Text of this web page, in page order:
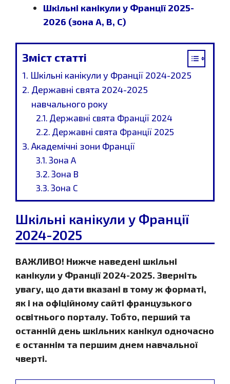
Шкільні канікули у Франції 2025-
2026 (зона A, B, C)
Зміст статті
Шкільні канікули у Франції 2024-2025
Державні свята 2024-2025
навчального року
Державні свята Франції 2024
Державні свята Франції 2025
Академічні зони Франції
Зона A
Зона B
Зона C
Шкільні канікули у Франції
2024-2025
ВАЖЛИВО! Нижче наведені шкільні
канікули у Франції 2024-2025. Зверніть
увагу, що дати вказані в тому ж форматі,
як і на офіційному сайті французького
освітнього порталу. Тобто, перший та
останній день шкільних канікул одночасно
є останнім та першим днем ​​навчальної
чверті.